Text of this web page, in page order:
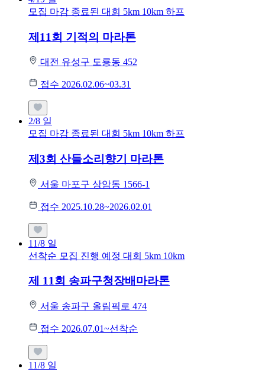
모집 마감 종료된 대회 5km 10km 하프
제11회 기적의 마라톤
대전 유성구 도룡동 452
접수 2026.02.06~03.31
2/8 일
모집 마감 종료된 대회 5km 10km 하프
제3회 산들소리향기 마라톤
서울 마포구 상암동 1566-1
접수 2025.10.28~2026.02.01
11/8 일
선착순 모집 진행 예정 대회 5km 10km
제 11회 송파구청장배마라톤
서울 송파구 올림픽로 474
접수 2026.07.01~선착순
11/8 일